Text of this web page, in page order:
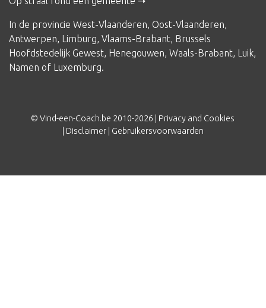
In de provincie West-Vlaanderen, Oost-Vlaanderen,
Antwerpen, Limburg, Vlaams-Brabant, Brussels
Hoofdstedelijk Gewest, Henegouwen, Waals-Brabant, Luik,
Namen of Luxemburg.
© Vind-een-Coach.be 2010-2026 | Privacy and Cookies
Disclaimer| Gebruikersvoorwaarden